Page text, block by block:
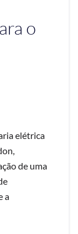
o
elétrica
de uma
a